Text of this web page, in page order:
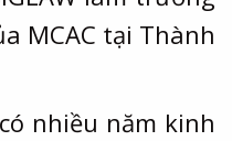
MCAC tại Thành
nhiều năm kinh